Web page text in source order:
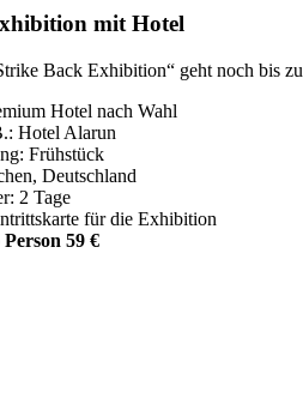
mit Hotel
Back Exhibition“ geht noch bis
Hotel nach Wahl
Hotel Alarun
Frühstück
Deutschland
2 Tage
für die Exhibition
59 €